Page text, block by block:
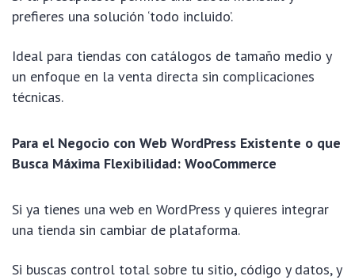
prefieres una solución ‘todo incluido’.
Ideal para tiendas con catálogos de tamaño medio y
un enfoque en la venta directa sin complicaciones
técnicas.
Para el Negocio con Web WordPress Existente o que
Busca Máxima Flexibilidad: WooCommerce
Si ya tienes una web en WordPress y quieres integrar
una tienda sin cambiar de plataforma.
Si buscas control total sobre tu sitio, código y datos, y